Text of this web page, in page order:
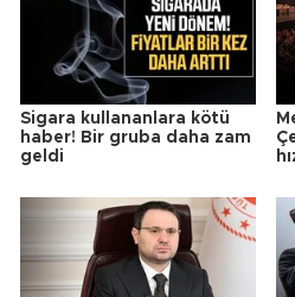
Sigara kullananlara kötü
haber! Bir gruba daha zam
geldi